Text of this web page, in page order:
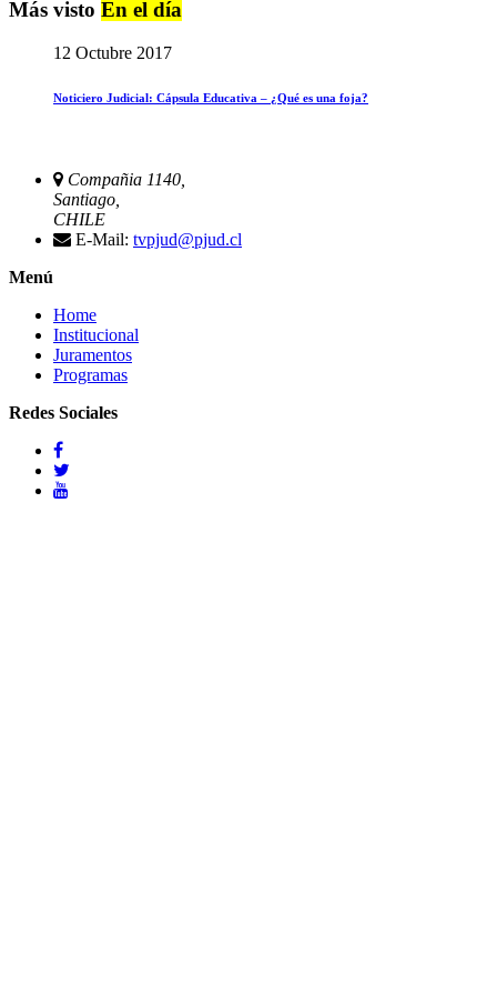
Más visto En el día
12 Octubre 2017
Noticiero Judicial: Cápsula Educativa – ¿Qué es una foja?
Compañia 1140,
Santiago,
CHILE
E-Mail: tvpjud@pjud.cl
Menú
Home
Institucional
Juramentos
Programas
Redes Sociales